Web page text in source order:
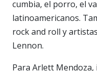
cumbia, el porro, el
latinoamericanos.
rock and roll y
Lennon.
Para Arlett